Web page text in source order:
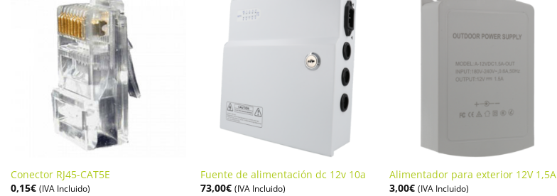
Conector RJ45-CAT5E
0,15€ (IVA Incluido)
Fuente de alimentación dc 12v 10a
73,00€ (IVA Incluido)
Alimentador para exterior 12V 1,5A
3,00€ (IVA Incluido)